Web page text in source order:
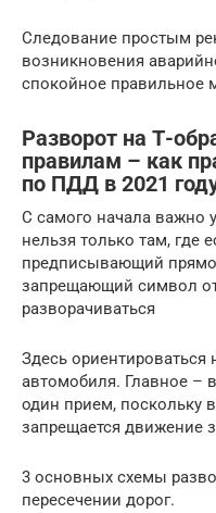
Следование простым
возникновения
спокойное правильное
Разворот на Т-
правилам – как
по ПДД в 2021
С самого начала важно
нельзя только там, где
предписывающий
запрещающий символ
разворачиваться
Здесь ориентироваться
автомобиля. Главное –
один прием, поскольку
запрещается движение
3 основных схемы
пересечении дорог.